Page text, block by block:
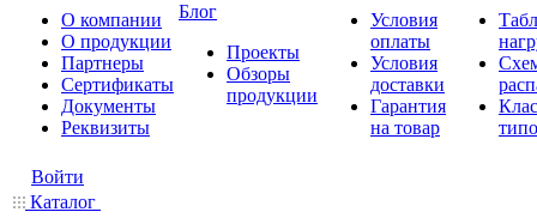
О компании
О продукции
Партнеры
Сертификаты
Документы
Реквизиты
Блог
Проекты
Обзоры
продукции
Условия
оплаты
Условия
доставки
Гарантия
на товар
Войти
Каталог